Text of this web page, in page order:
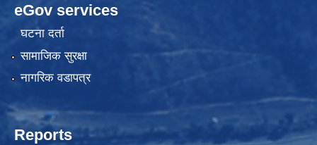
eGov services
घटना दर्ता
सामाजिक सुरक्षा
नागरिक वडापत्र
Reports